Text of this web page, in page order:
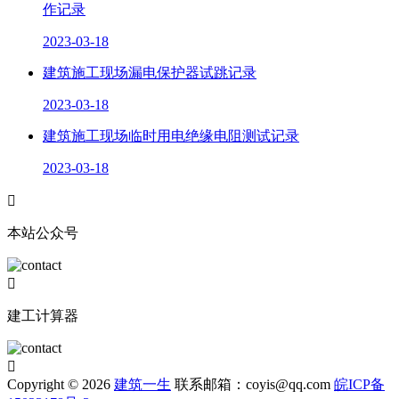
作记录
2023-03-18
建筑施工现场漏电保护器试跳记录
2023-03-18
建筑施工现场临时用电绝缘电阻测试记录
2023-03-18

本站公众号

建工计算器

Copyright © 2026 建筑一生 联系邮箱：coyis@qq.com 皖ICP备